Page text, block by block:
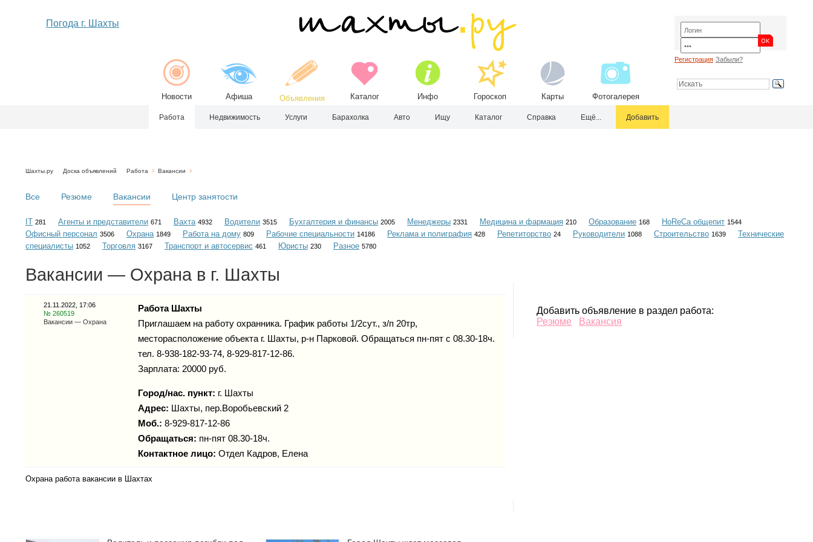
Погода г. Шахты
Новости Афиша Объявления Каталог Инфо Гороскоп Карты Фотогалерея
Регистрация Забыли?
Работа Недвижимость Услуги Барахолка Авто Ищу Каталог Справка Ещё... Добавить
Шахты.ру Доска объявлений Работа Вакансии
Все Резюме Вакансии Центр занятости
IT 281 Агенты и представители 671 Вахта 4932 Водители 3515 Бухгалтерия и финансы 2005 Менеджеры 2331 Медицина и фармация 210 Образование 168 HoReCa общепит 1544
Офисный персонал 3506 Охрана 1849 Работа на дому 809 Рабочие специальности 14186 Реклама и полиграфия 428 Репетиторство 24 Руководители 1088 Строительство 1639
Технические
специалисты 1052 Торговля 3167 Транспорт и автосервис 461 Юристы 230 Разное 5780
Вакансии — Охрана в г. Шахты
21.11.2022, 17:06
№ 260519
Вакансии — Охрана
Работа Шахты
Приглашаем на работу охранника. График работы 1/2сут., з/п 20тр,
месторасположение объекта г. Шахты, р-н Парковой. Обращаться пн-пят с 08.30-18ч.
тел. 8-938-182-93-74, 8-929-817-12-86.
Зарплата: 20000 руб.
Город/нас. пункт: г. Шахты
Адрес: Шахты, пер.Воробьевский 2
Моб.: 8-929-817-12-86
Обращаться: пн-пят 08.30-18ч.
Контактное лицо: Отдел Кадров, Елена
Охрана работа вакансии в Шахтах
Добавить объявление в раздел работа:
Резюме
Вакансия